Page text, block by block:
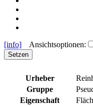
[info] Ansichtsoptionen:
Setzen
Urheber
Gruppe
Eigenschaft